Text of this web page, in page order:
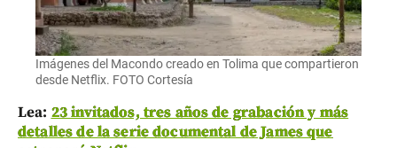
Imágenes del Macondo creado en Tolima que compartieron
desde Netflix. FOTO Cortesía
Lea: 23 invitados, tres años de grabación y más
detalles de la serie documental de James que